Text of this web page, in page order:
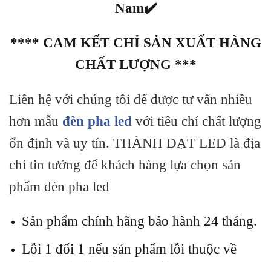
Nam✔️
**** CAM KẾT CHỈ SẢN XUẤT HÀNG
CHẤT LƯỢNG ***
Liên hệ với chúng tôi để được tư vấn nhiều
hơn mẫu đèn pha led với tiêu chí chất lượng
ổn định và uy tín. THÀNH ĐẠT LED là địa
chỉ tin tưởng để khách hàng lựa chọn sản
phẩm đèn pha led
Sản phẩm chính hãng bảo hành 24 tháng.
Lỗi 1 đổi 1 nếu sản phẩm lỗi thuộc về